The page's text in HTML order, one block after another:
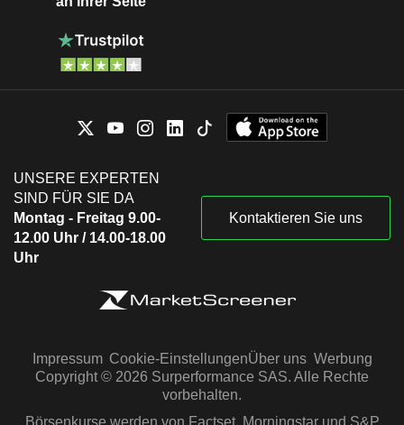
UNSERE EXPERTEN
SIND FÜR SIE DA
Montag - Freitag 9.00-
12.00 Uhr / 14.00-18.00
Uhr
Kontaktieren Sie uns
Impressum Cookie-EinstellungenÜber uns Werbung
Copyright © 2026 Surperformance SAS. Alle Rechte
vorbehalten.
Börsenkurse werden von Factset, Morningstar und S&P